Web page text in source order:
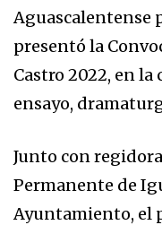
Aguascalentense
presentó la
Castro 2022, en
ensayo,
Junto con
Permanente de
Ayuntamiento, el